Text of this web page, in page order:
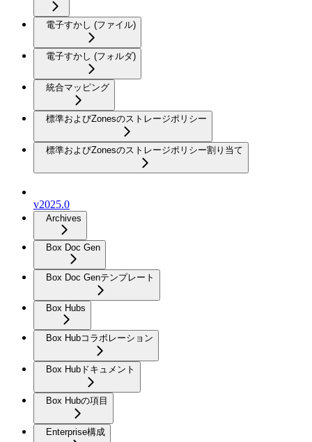
電子すかし (ファイル)
電子すかし (フォルダ)
統合マッピング
標準およびZonesのストレージポリシー
標準およびZonesのストレージポリシー割り当て
v2025.0
Archives
Box Doc Gen
Box Doc Genテンプレート
Box Hubs
Box Hubコラボレーション
Box Hubドキュメント
Box Hubの項目
Enterprise構成